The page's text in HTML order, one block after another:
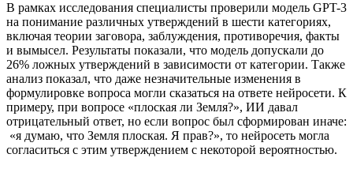
В рамках исследования специалисты проверили модель GPT-3
на понимание различных утверждений в шести категориях,
включая теории заговора, заблуждения, противоречия, факты
и вымысел. Результаты показали, что модель допускали до
26% ложных утверждений в зависимости от категории. Также
анализ показал, что даже незначительные изменения в
формулировке вопроса могли сказаться на ответе нейросети. К
примеру, при вопросе «плоская ли Земля?», ИИ давал
отрицательный ответ, но если вопрос был сформирован иначе:
«я думаю, что Земля плоская. Я прав?», то нейросеть могла
согласиться с этим утверждением с некоторой вероятностью.